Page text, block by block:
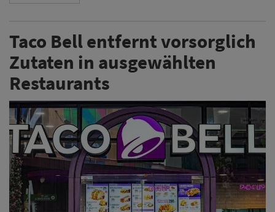
Taco Bell entfernt vorsorglich
Zutaten in ausgewählten
Restaurants